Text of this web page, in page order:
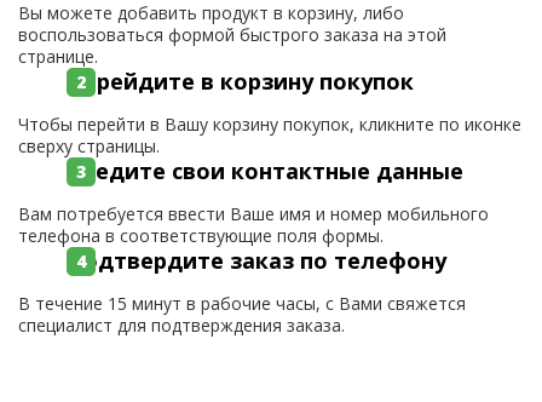
Вы можете добавить продукт в корзину, либо
воспользоваться формой быстрого заказа на этой
странице.
Перейдите в корзину покупок
Чтобы перейти в Вашу корзину покупок, кликните по иконке
сверху страницы.
Введите свои контактные данные
Вам потребуется ввести Ваше имя и номер мобильного
телефона в соответствующие поля формы.
Подтвердите заказ по телефону
В течение 15 минут в рабочие часы, с Вами свяжется
специалист для подтверждения заказа.